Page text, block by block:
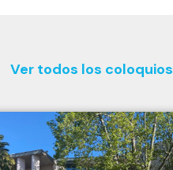
Ver todos los coloquios